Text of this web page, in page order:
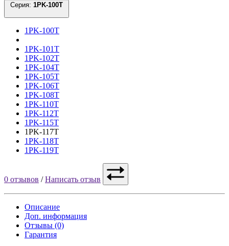
Серия:
1PK-100T
1PK-101T
1PK-102T
1PK-104T
1PK-105T
1PK-106T
1PK-108T
1PK-110T
1PK-112T
1PK-115T
1PK-117T
1PK-118T
1PK-119T
0 отзывов /Написать отзыв
Описание
Доп. информация
Отзывы (0)
Гарантия